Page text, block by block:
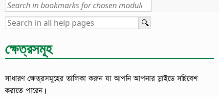
ক্ষেত্রসমূহ
সাধারণ ক্ষেত্রসমূহের তালিকা করুন যা আপনি আপনার স্লাইডে সন্নিবেশ
করাতে পারেন।